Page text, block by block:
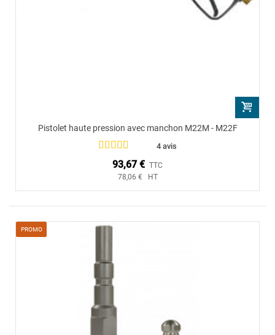
Pistolet haute pression avec manchon M22M - M22F
4 avis
93,67 € TTC
78,06 € HT
PROMO